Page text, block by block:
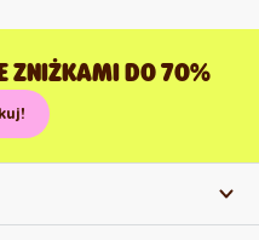
ZNIŻKAMI DO 70%